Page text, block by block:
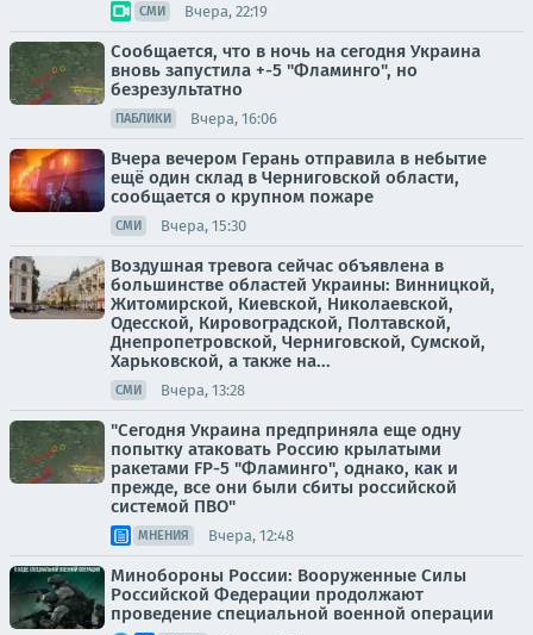
СМИ Вчера, 22:19
Сообщается, что в ночь на сегодня Украина
вновь запустила +-5 "Фламинго", но
безрезультатно
ПАБЛИКИ Вчера, 16:06
Вчера вечером Герань отправила в небытие
ещё один склад в Черниговской области,
сообщается о крупном пожаре
СМИ Вчера, 15:30
Воздушная тревога сейчас объявлена в
большинстве областей Украины: Винницкой,
Житомирской, Киевской, Николаевской,
Одесской, Кировоградской, Полтавской,
Днепропетровской, Черниговской, Сумской,
Харьковской, а также на...
СМИ Вчера, 13:28
"Сегодня Украина предприняла еще одну
попытку атаковать Россию крылатыми
ракетами FP-5 "Фламинго", однако, как и
прежде, все они были сбиты российской
системой ПВО"
МНЕНИЯ Вчера, 12:48
Минобороны России: Вооруженные Силы
Российской Федерации продолжают
проведение специальной военной операции